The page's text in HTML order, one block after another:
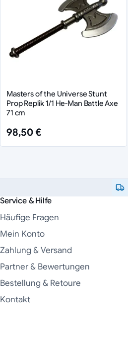
Masters of the Universe Stunt
Prop Replik 1/1 He-Man Battle Axe
71 cm
98,50 €
Service & Hilfe
Häufige Fragen
Mein Konto
Zahlung & Versand
Partner & Bewertungen
Bestellung & Retoure
Kontakt